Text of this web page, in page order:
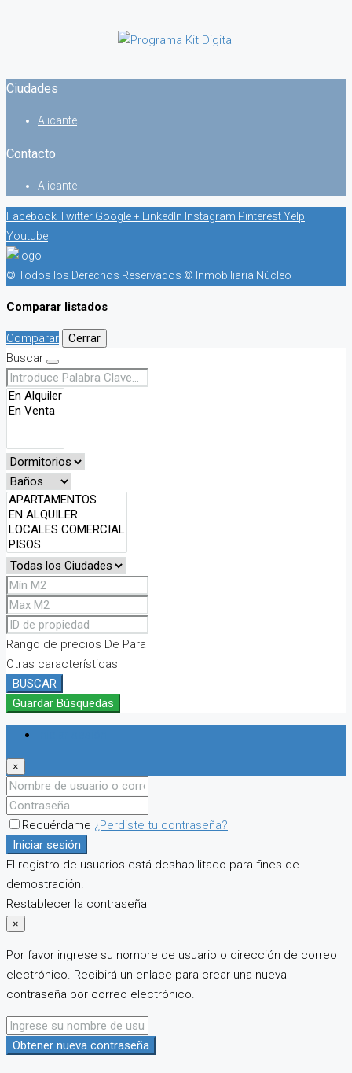
Ciudades
Alicante
Contacto
Alicante
FacebookTwitter Google + LinkedIn Instagram PinterestYelp
Youtube
© Todos los Derechos Reservados © Inmobiliaria Núcleo
Comparar listados
Comparar
Cerrar
Buscar
Rango de precios De Para
Otras características
BUSCAR
Guardar Búsquedas
×
Recuérdame ¿Perdiste tu contraseña?
Iniciar sesión
El registro de usuarios está deshabilitado para fines de
demostración.
Restablecer la contraseña
×
Por favor ingrese su nombre de usuario o dirección de correo
electrónico. Recibirá un enlace para crear una nueva
contraseña por correo electrónico.
Obtener nueva contraseña